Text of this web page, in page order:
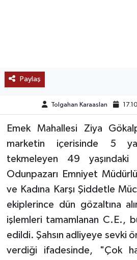
Paylaş
Tolgahan Karaaslan
Emek Mahallesi Ziya
marketin içerisinde 5
tekmeleyen 49 yaşındaki
Odunpazarı Emniyet
ve Kadına Karşı Şiddetle
ekiplerince dün gözaltına
işlemleri tamamlanan C.E.,
edildi. Şahsın adliyeye sevki
verdiği ifadesinde, "Çok
YAŞAM
KÜLTÜR SANAT